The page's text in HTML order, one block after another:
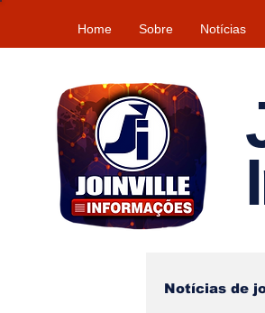
Home Sobre Notícias
Notícias de